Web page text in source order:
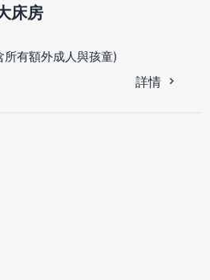
床房
有額外成人與孩童)
詳情